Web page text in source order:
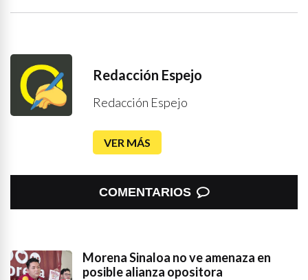
Redacción Espejo
Redacción Espejo
VER MÁS
COMENTARIOS
Morena Sinaloa no ve amenaza en
posible alianza opositora